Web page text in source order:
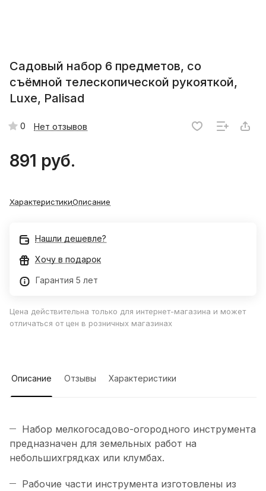
Садовый набор 6 предметов, со
съёмной телескопической рукояткой,
Luxe, Palisad
0 Нет отзывов
891 руб.
ХарактеристикиОписание
Нашли дешевле?
Хочу в подарок
Гарантия 5 лет
Цена действительна только для интернет-магазина и может
отличаться от цен в розничных магазинах
Описание Отзывы Характеристики
Набор мелкогосадово-огородного инструмента
предназначен для земельных работ на
небольшихгрядках или клумбах.
Рабочие части инструмента изготовлены из